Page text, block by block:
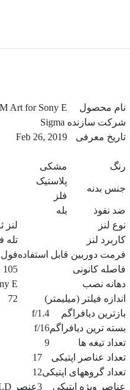
نام محصول
Art for Sony E
شرکت سازنده
تاریخ معرفی
Feb 26, 2019
رنگ مشکی
جنس بدنه
پلاستیک
فلز
ضد نفوذ
بله
نوع لنز
لنز
کاربرد لنز
تله
فرمت دوربین قابل استفادهفول
فاصله کانونی
105 میلیمتر
دهانه نصب
E
اندازه فیلتر (میلیمتر)
72
بازترین دیافراگم
f/1.4
بسته ترین دیافراگمf/16
تعداد تیغه ها
9
تعداد عناصر اپتیکی
17
تعداد گروههای اپتیکی12
عناصر ویژه اپتیکی
3عنصر FLD و 2 عنصر SLD و یک عنصر اسفریکال